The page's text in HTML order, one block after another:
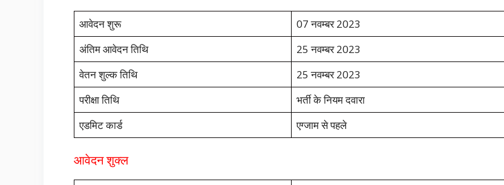
आवेदन शुरू
07 नवम्बर 2023
अंतिम आवेदन तिथि
25 नवम्बर 2023
वेतन शुल्क तिथि
25 नवम्बर 2023
परीक्षा तिथि
भर्ती के नियम दवारा
एडमिट कार्ड
एग्जाम से पहले
आवेदन शुक्ल